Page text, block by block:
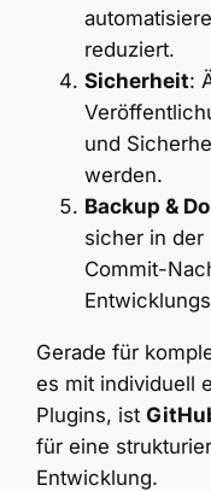
reduziert.
Sicherheit:
und
werden.
Backup &
sicher in der
Commit-
Gerade für
es mit individuell
Plugins, ist
für eine
Entwicklung.